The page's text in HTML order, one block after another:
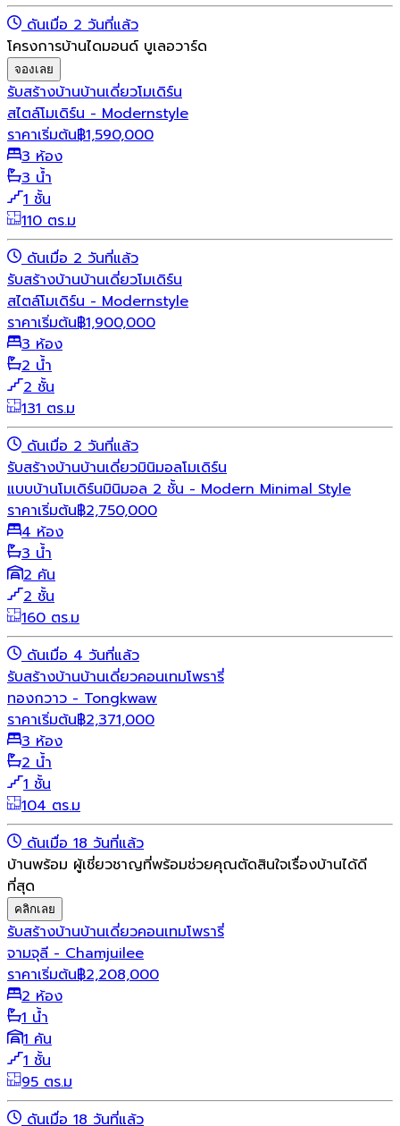
ดันเมื่อ 2 วันที่แล้ว
โครงการบ้านไดมอนด์ บูเลอวาร์ด
จองเลย
รับสร้างบ้านบ้านเดี่ยวโมเดิร์น
สไตล์โมเดิร์น - Modernstyle
ราคาเริ่มต้น฿1,590,000
3 ห้อง
3 น้ำ
1 ชั้น
110 ตร.ม
ดันเมื่อ 2 วันที่แล้ว
รับสร้างบ้านบ้านเดี่ยวโมเดิร์น
สไตล์โมเดิร์น - Modernstyle
ราคาเริ่มต้น฿1,900,000
3 ห้อง
2 น้ำ
2 ชั้น
131 ตร.ม
ดันเมื่อ 2 วันที่แล้ว
รับสร้างบ้านบ้านเดี่ยวมินิมอลโมเดิร์น
แบบบ้านโมเดิร์นมินิมอล 2 ชั้น - Modern Minimal Style
ราคาเริ่มต้น฿2,750,000
4 ห้อง
3 น้ำ
2 คัน
2 ชั้น
160 ตร.ม
ดันเมื่อ 4 วันที่แล้ว
รับสร้างบ้านบ้านเดี่ยวคอนเทมโพรารี่
ทองกวาว - Tongkwaw
ราคาเริ่มต้น฿2,371,000
3 ห้อง
2 น้ำ
1 ชั้น
104 ตร.ม
ดันเมื่อ 18 วันที่แล้ว
บ้านพร้อม ผู้เชี่ยวชาญที่พร้อมช่วยคุณตัดสินใจเรื่องบ้านได้ดี
ที่สุด
คลิกเลย
รับสร้างบ้านบ้านเดี่ยวคอนเทมโพรารี่
จามจุลี - Chamjuilee
ราคาเริ่มต้น฿2,208,000
2 ห้อง
1 น้ำ
1 คัน
1 ชั้น
95 ตร.ม
ดันเมื่อ 18 วันที่แล้ว